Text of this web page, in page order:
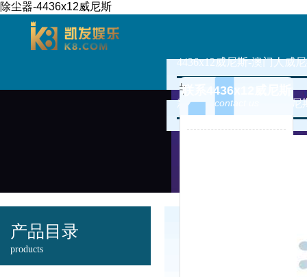
除尘器-4436x12威尼斯
4436x12威尼斯-澳门人威
新闻资讯 4436x12威
产品目录
products
联系4436x12威尼斯
contact us